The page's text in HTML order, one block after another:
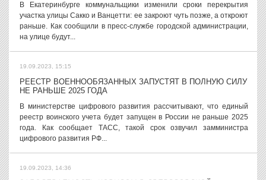
В Екатеринбурге коммунальщики изменили сроки перекрытия
участка улицы Сакко и Ванцетти: ее закроют чуть позже, а откроют
раньше. Как сообщили в пресс-службе городской администрации,
на улице будут...
19.09.2023, 15:15
РЕЕСТР ВОЕННООБЯЗАННЫХ ЗАПУСТЯТ В ПОЛНУЮ СИЛУ
НЕ РАНЬШЕ 2025 ГОДА
В министерстве цифрового развития рассчитывают, что единый
реестр воинского учета будет запущен в России не раньше 2025
года. Как сообщает ТАСС, такой срок озвучил замминистра
цифрового развития РФ...
19.09.2023, 14:36